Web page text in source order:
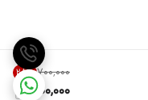
۷۰۰٬۰۰۰ 28%
500,000